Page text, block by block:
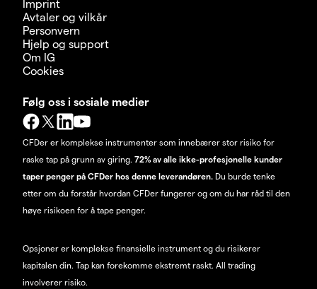
Imprint
Avtaler og vilkår
Personvern
Hjelp og support
Om IG
Cookies
Følg oss i sosiale medier
CFDer er komplekse instrumenter som innebærer stor risiko for
raske tap på grunn av giring. 72% av alle ikke-profesjonelle kunder
taper penger på CFDer hos denne leverandøren. Du burde tenke
etter om du forstår hvordan CFDer fungerer og om du har råd til den
høye risikoen for å tape penger.
Opsjoner er komplekse finansielle instrument og du risikerer
kapitalen din. Tap kan forekomme ekstremt raskt. All trading
involverer risiko.